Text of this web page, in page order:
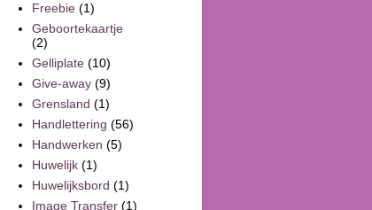
Freebie (1)
Geboortekaartje
(2)
Gelliplate (10)
Give-away (9)
Grensland (1)
Handlettering (56)
Handwerken (5)
Huwelijk (1)
Huwelijksbord (1)
Image Transfer (1)